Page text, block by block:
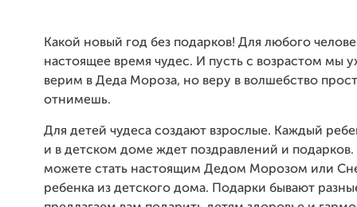
Какой новый год без подарков! Для любого
настоящее время чудес. И пусть с возрастом мы
верим в Деда Мороза, но веру в волшебство
отнимешь.
Для детей чудеса создают взрослые. Каждый
и в детском доме ждет поздравлений и
можете стать настоящим Дедом Морозом или
ребенка из детского дома. Подарки бывают